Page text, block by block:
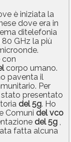
è iniziata la
dove era in
ditelefonia
GHz la più
con
corpo umano.
paventa il
Per
stato presentato
del 5g. Ho
Comuni del vco
del 5g ,
fatta alcuna